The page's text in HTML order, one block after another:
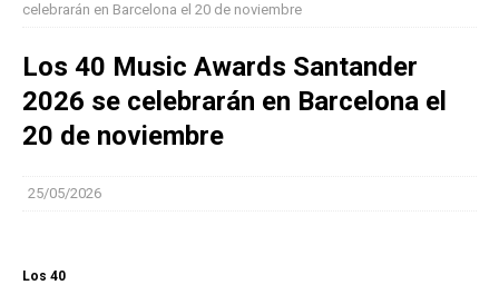
celebrarán en Barcelona el 20 de noviembre
Los 40 Music Awards Santander
2026 se celebrarán en Barcelona el
20 de noviembre
25/05/2026
Los 40